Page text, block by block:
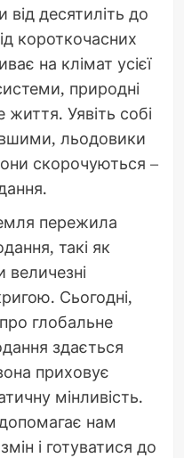
десятиліть до
короткочасних
на клімат усієї
природні
Уявіть собі
льодовики
скорочуються –
пережила
такі як
величезні
Сьогодні,
глобальне
здається
приховує
мінливість.
нам
і готуватися до